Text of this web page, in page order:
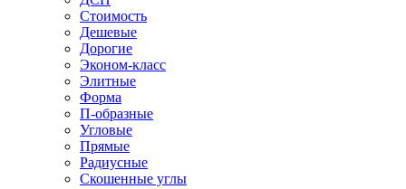
Стоимость
Дешевые
Дорогие
Эконом-класс
Элитные
Форма
П-образные
Угловые
Прямые
Радиусные
Скошенные углы